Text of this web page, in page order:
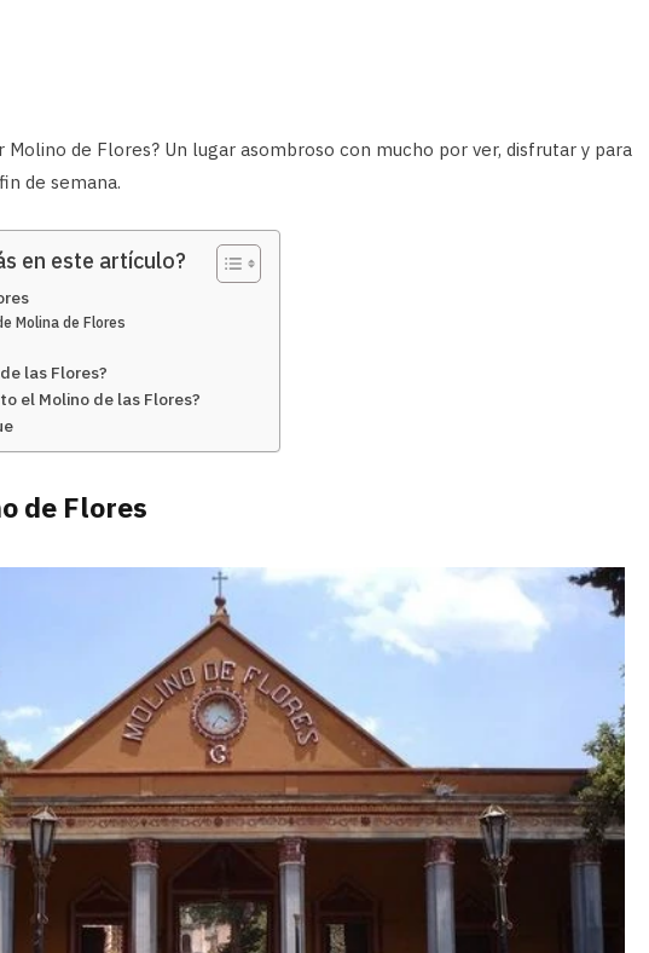
Molino de Flores? Un lugar asombroso con mucho por ver, disfrutar y para
de semana.
en este artículo?
Molina de Flores
las Flores?
el Molino de las Flores?
de Flores